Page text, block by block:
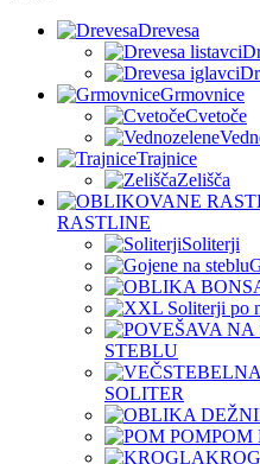
Drevesa
Grmovnice
Cvetoče
Trajnice
Zelišča
RASTLINE
Soliterji
STEBLU
SOLITER
POM